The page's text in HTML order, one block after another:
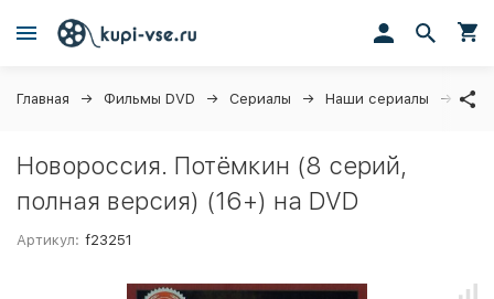
Главная Фильмы DVD Сериалы Наши сериалы
Новороссия. Потёмкин (8 серий,
полная версия) (16+) на DVD
Артикул: f23251